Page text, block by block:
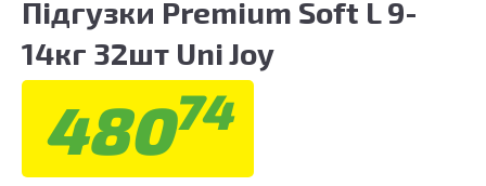
Підгузки Premium Soft L 9-
14кг 32шт Uni Joy
48074